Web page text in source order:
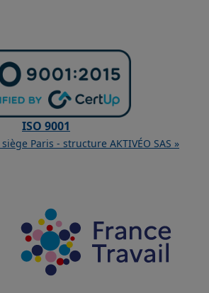
ISO 9001
Paris - structure AKTIVÉO SAS »